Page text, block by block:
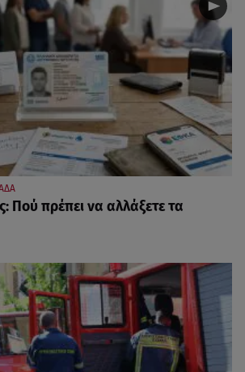
Πού πρέπει να αλλάξετε τα